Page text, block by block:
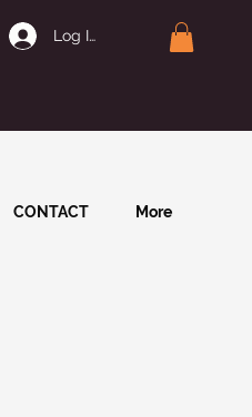
Log In | Join
CONTACT More